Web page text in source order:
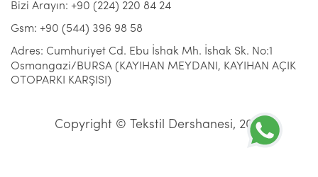
Bizi Arayın: +90 (224) 220 84 24
Gsm: +90 (544) 396 98 58
Adres: Cumhuriyet Cd. Ebu İshak Mh. İshak Sk. No:1
Osmangazi/BURSA (KAYIHAN MEYDANI, KAYIHAN AÇIK
OTOPARKI KARŞISI)
Copyright © Tekstil Dershanesi, 2021